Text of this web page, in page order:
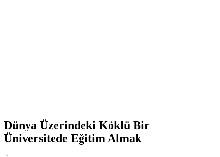
Dünya Üzerindeki Köklü Bir
Üniversitede Eğitim Almak